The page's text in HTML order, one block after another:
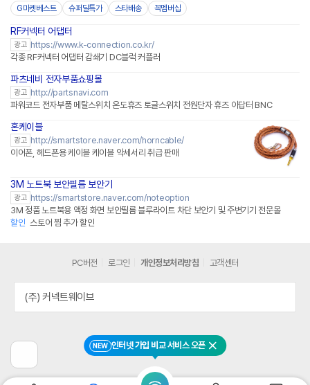
G마켓베스트 슈퍼딜특가 스타배송 꼭멤버십
RF커넥터 어댑터
광고 https://www.k-connection.co.kr/
각종 RF커넥터 어댑터 감쇄기 DC블럭 커플러
파츠네비 전자부품쇼핑몰
광고 http://partsnavi.com
파워코드 전자부품 메탈스위치 온도휴즈 토글스위치 전원단자 휴즈 아답터 BNC
혼케이블
광고 http://smartstore.naver.com/horncable/
이어폰, 헤드폰용 케이블 케이블 악세서리 취급 판매
3M 노트북 보안필름 보안기
광고 https://smartstore.naver.com/noteoption
3M 정품 노트북용 액정 화면 보안필름 블루라이트 차단 보안기 및 주변기기 전문몰
할인 스토어 찜 추가 할인
전
페
NEW 인터넷 가입 비교 서비스 오픈 닫기
PC버전 로그인 개인정보처리방침 고객센터
(주) 커넥트웨이브